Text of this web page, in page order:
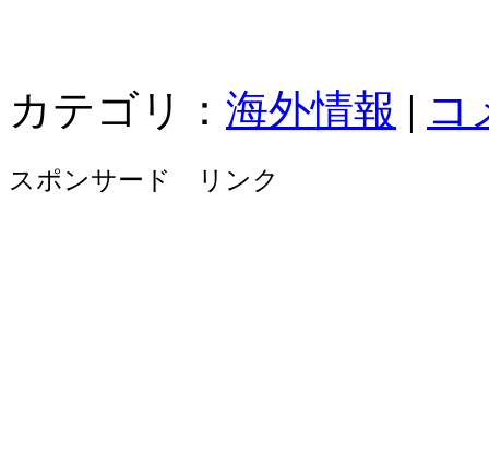
カテゴリ： 海外情報 | コ
スポンサード リンク